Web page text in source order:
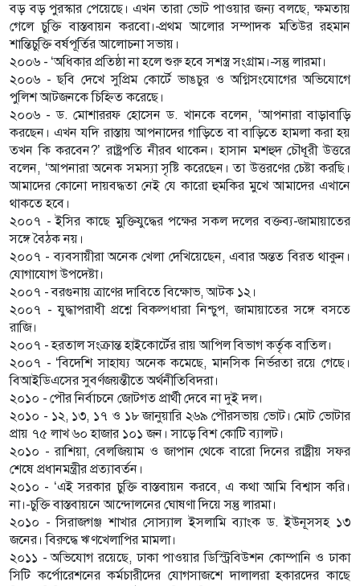
বড় বড় পুরস্কার পেয়েছে। এখন তারা ভোট পাওয়ার জন্য বলছে, ক্ষমতায়
গেলে চুক্তি বাস্তবায়ন করবো।-প্রথম আলোর সম্পাদক মতিউর রহমান
শান্তিচুক্তি বর্ষপূর্তির আলোচনা সভায়।
২০০৬ - ‘অধিকার প্রতিষ্ঠা না হলে শুরু হবে সশস্ত্র সংগ্রাম।-সন্তু লারমা।
২০০৬ - ছবি দেখে সুপ্রিম কোর্টে ভাঙচুর ও অগ্নিসংযোগের অভিযোগে
পুলিশ আটজনকে চিহ্নিত করেছে।
২০০৬ - ড. মোশাররফ হোসেন ড. খানকে বলেন, ‘আপনারা বাড়াবাড়ি
করছেন। এখন যদি রাস্তায় আপনাদের গাড়িতে বা বাড়িতে হামলা করা হয়
তখন কি করবেন?’ রাষ্ট্রপতি নীরব থাকেন। হাসান মশহুদ চৌধূরী উত্তরে
বলেন, ‘আপনারা অনেক সমস্যা সৃষ্টি করেছেন। তা উত্তরণের চেষ্টা করছি।
আমাদের কোনো দায়বদ্ধতা নেই যে কারো হুমকির মুখে আমাদের এখানে
থাকতে হবে।
২০০৭ - ইসির কাছে মুক্তিযুদ্ধের পক্ষের সকল দলের বক্তব্য-জামায়াতের
সঙ্গে বৈঠক নয়।
২০০৭ - ব্যবসায়ীরা অনেক খেলা দেখিয়েছেন, এবার অন্তত বিরত থাকুন।
যোগাযোগ উপদেষ্টা।
২০০৭ - বরগুনায় ত্রাণের দাবিতে বিক্ষোভ, আটক ১২।
২০০৭ - যুদ্ধাপরাধী প্রশ্নে বিকল্পধারা নিশ্চুপ, জামায়াতের সঙ্গে বসতে
রাজি।
২০০৭ - হরতাল সংক্রান্ত হাইকোর্টের রায় আপিল বিভাগ কর্তৃক বাতিল।
২০০৭ - ‘বিদেশি সাহায্য অনেক কমেছে, মানসিক নির্ভরতা রয়ে গেছে।
বিআইডিএসের সুবর্ণজয়ন্তীতে অর্থনীতিবিদরা।
২০১০ - পৌর নির্বাচনে জোটগত প্রার্থী দেবে না দুই দল।
২০১০ - ১২, ১৩, ১৭ ও ১৮ জানুয়ারি ২৬৯ পৌরসভায় ভোট। মোট ভোটার
প্রায় ৭৫ লাখ ৬০ হাজার ১০১ জন। সাড়ে বিশ কোটি ব্যালট।
২০১০ - রাশিয়া, বেলজিয়াম ও জাপান থেকে বারো দিনের রাষ্ট্রীয় সফর
শেষে প্রধানমন্ত্রীর প্রত্যাবর্তন।
২০১০ - ‘এই সরকার চুক্তি বাস্তবায়ন করবে, এ কথা আমি বিশ্বাস করি।
না।-চুক্তি বাস্তবায়নে আন্দোলনের ঘোষণা দিয়ে সন্তু লারমা।
২০১০ - সিরাজগঞ্জ শাখার সোস্যাল ইসলামি ব্যাংক ড. ইউনূসসহ ১৩
জনের। বিরুদ্ধে ঋণখেলাপির মামলা।
২০১১ - অভিযোগ রয়েছে, ঢাকা পাওয়ার ডিস্ট্রিবিউশন কোম্পানি ও ঢাকা
সিটি কর্পোরেশনের কর্মচারীদের যোগসাজশে দালালরা হকারদের কাছে